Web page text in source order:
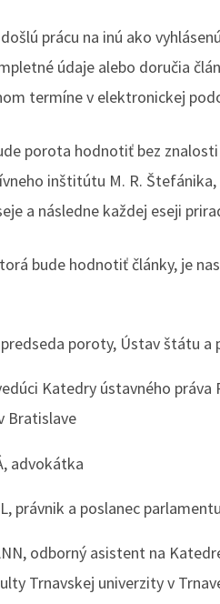
prácu na inú ako
údaje alebo doručia
termíne v elektronickej
porota hodnotiť bez
inštitútu M. R.
a následne každej eseji
bude hodnotiť články, je
poroty, Ústav štátu a
Katedry ústavného
Bratislave
advokátka
právnik a poslanec parlamentu
odborný asistent na
Trnavskej univerzity v